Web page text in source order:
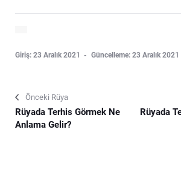
Giriş: 23 Aralık 2021 Güncelleme: 23 Aralık 2021
Önceki Rüya
Rüyada Terhis Görmek Ne
Anlama Gelir?
Rüyada